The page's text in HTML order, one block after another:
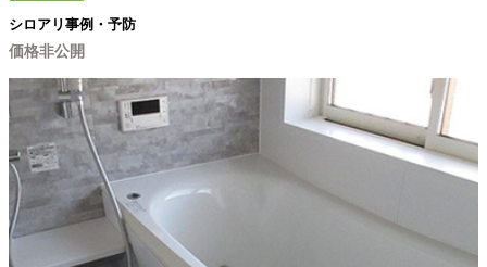
シロアリ事例・予防
価格非公開